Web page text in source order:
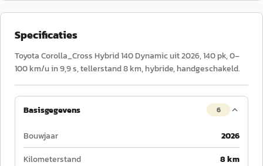
Specificaties
Toyota Corolla_Cross Hybrid 140 Dynamic uit 2026, 140 pk, 0–
100 km/u in 9,9 s, tellerstand 8 km, hybride, handgeschakeld.
Basisgegevens 6
Bouwjaar
2026
Kilometerstand
8 km